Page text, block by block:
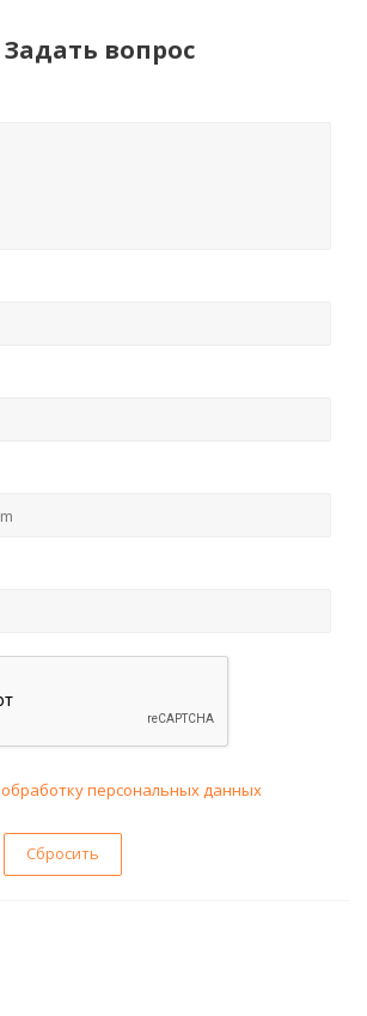
Задать вопрос
обработку персональных данных
Сбросить